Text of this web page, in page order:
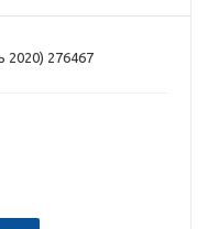
2020) 276467